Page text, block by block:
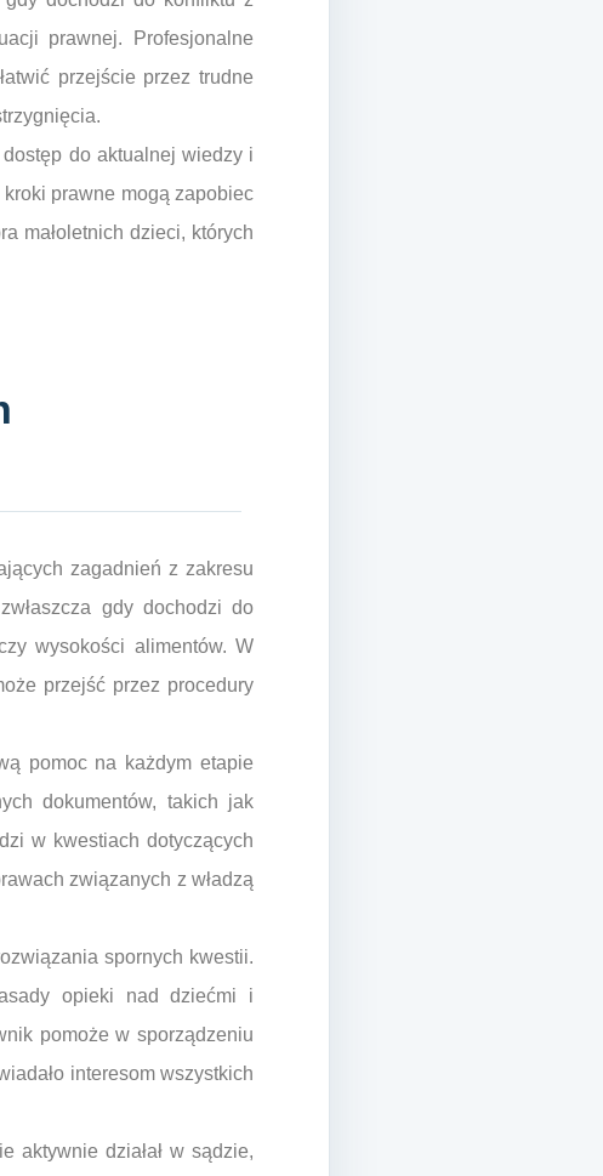
prawnej. Profesjonalne
przejście przez trudne
do aktualnej wiedzy i
prawne mogą zapobiec
małoletnich dzieci, których
zagadnień z zakresu
gdy dochodzi do
wysokości alimentów. W
przejść przez procedury
pomoc na każdym etapie
dokumentów, takich jak
w kwestiach dotyczących
związanych z władzą
spornych kwestii.
opieki nad dziećmi i
pomoże w sporządzeniu
interesom wszystkich
aktywnie działał w sądzie,